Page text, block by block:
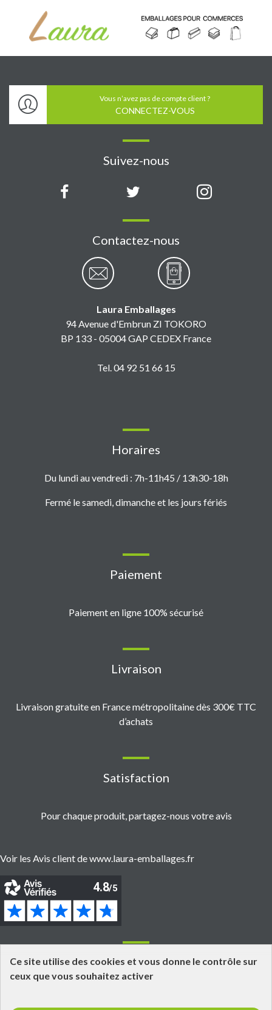
Vous n’avez pas de compte client ?
CONNECTEZ-VOUS
Suivez-nous
Contactez-nous
Laura Emballages
94 Avenue d'Embrun ZI TOKORO
BP 133 - 05004 GAP CEDEX France
Tel. 04 92 51 66 15
Horaires
Du lundi au vendredi : 7h-11h45 / 13h30-18h
Fermé le samedi, dimanche et les jours fériés
Paiement
Paiement en ligne 100% sécurisé
Livraison
Livraison gratuite en France métropolitaine dès 300€ TTC
d’achats
Satisfaction
Pour chaque produit, partagez-nous votre avis
Voir les Avis client de www.laura-emballages.fr
Informations
Click and Collect
Ce site utilise des cookies et vous donne le contrôle sur
ceux que vous souhaitez activer